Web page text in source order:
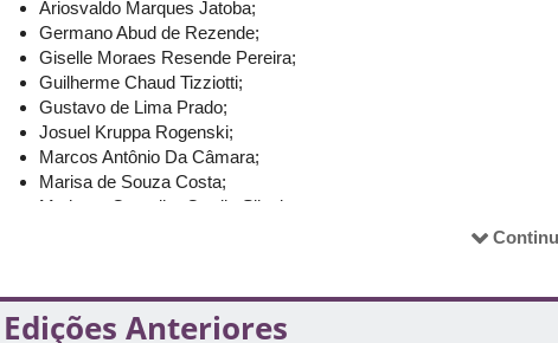
No ato da inscrição, deverão ser informados: 1) regime da escola
nome da equipe; 6) nome completo de todos os integrantes da(s)
equipe(s) e do adulto responsável; 8) telefone do adulto responsável;
Ao se inscrever na IX Maratona de Matemática do Ensino Médio, os
as condições e regras arroladas no presente
Ariosvaldo Marques Jatoba;
Germano Abud de Rezende;
Giselle Moraes Resende Pereira;
Guilherme Chaud Tizziotti;
Gustavo de Lima Prado;
Josuel Kruppa Rogenski;
Marcos Antônio Da Câmara;
Marisa de Souza Costa;
Matheus Carvalho Carrijo Silveira;
Edições Anteriores